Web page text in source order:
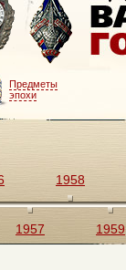
Предметы
эпохи
1957
1958
1959